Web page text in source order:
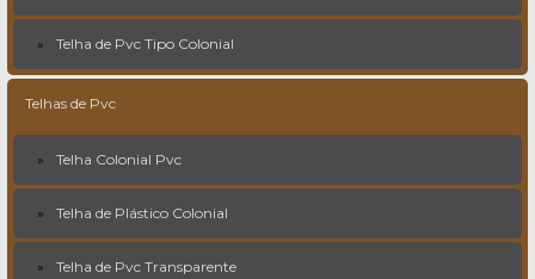
Telha de Pvc Tipo Colonial
Telhas de Pvc
Telha Colonial Pvc
Telha de Plástico Colonial
Telha de Pvc Transparente